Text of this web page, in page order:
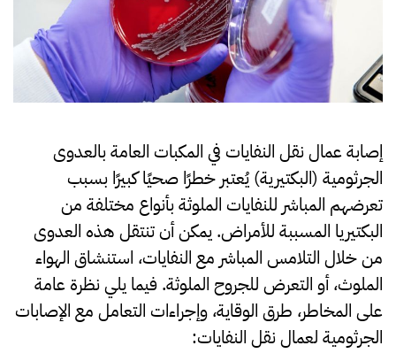
إصابة عمال نقل النفايات في المكبات العامة بالعدوى
الجرثومية (البكتيرية) يُعتبر خطرًا صحيًا كبيرًا بسبب
تعرضهم المباشر للنفايات الملوثة بأنواع مختلفة من
البكتيريا المسببة للأمراض. يمكن أن تنتقل هذه العدوى
من خلال التلامس المباشر مع النفايات، استنشاق الهواء
الملوث، أو التعرض للجروح الملوثة. فيما يلي نظرة عامة
على المخاطر، طرق الوقاية، وإجراءات التعامل مع الإصابات
الجرثومية لعمال نقل النفايات: